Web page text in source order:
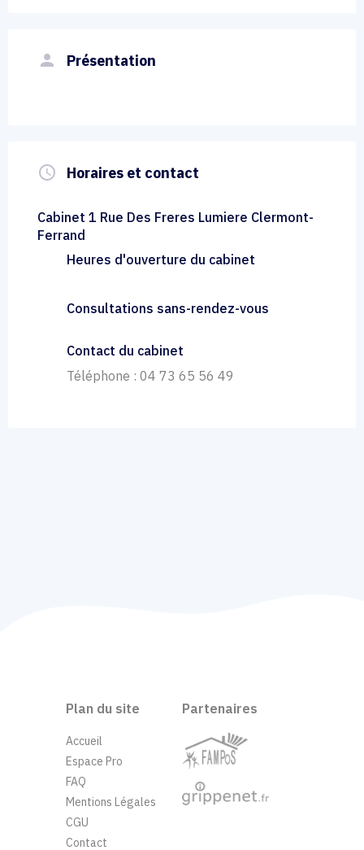
person Présentation
query_builder Horaires et contact
Cabinet 1 Rue Des Freres Lumiere Clermont-
Ferrand
Heures d'ouverture du cabinet
Consultations sans-rendez-vous
Contact du cabinet
Téléphone : 04 73 65 56 49
Plan du site
Accueil
Espace Pro
FAQ
Mentions Légales
CGU
Contact
Partenaires